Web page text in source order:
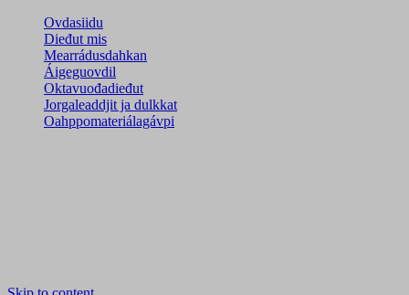
Ovdasiidu
Dieđut mis
Mearrádusdahkan
Áigeguovdil
Oktavuođadieđut
Jorgaleaddjit ja dulkkat
Oahppomateriálagávpi